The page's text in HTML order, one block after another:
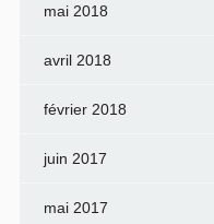
mai 2018
avril 2018
février 2018
juin 2017
mai 2017